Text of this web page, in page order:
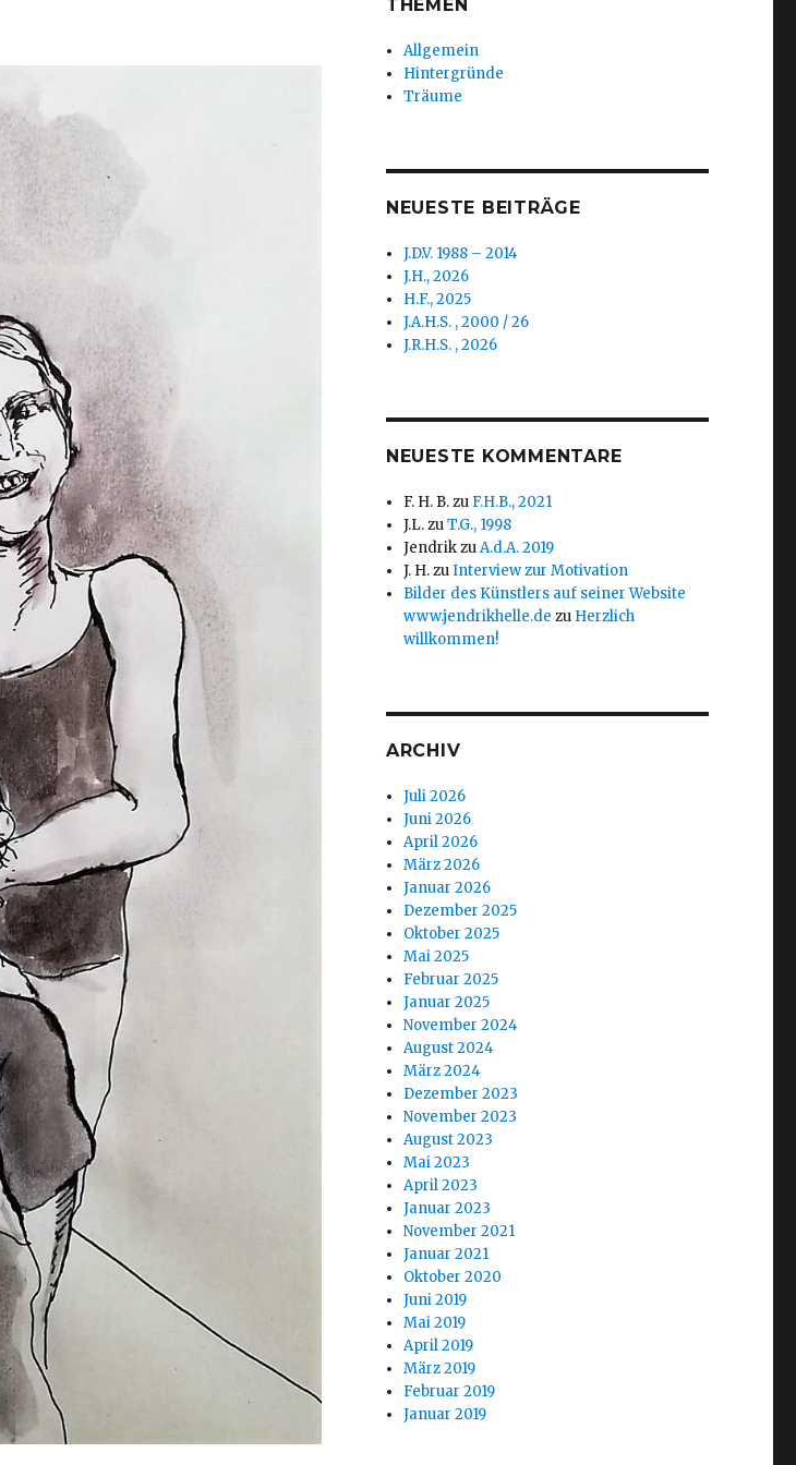
THEMEN
Allgemein
Hintergründe
Träume
NEUESTE BEITRÄGE
J.D.V. 1988 – 2014
J.H., 2026
H.F., 2025
J.A.H.S. , 2000 / 26
J.R.H.S. , 2026
NEUESTE KOMMENTARE
F. H. B.zu F.H.B., 2021
J.L.zuT.G., 1998
JendrikzuA.d.A. 2019
J. H.zuInterview zur Motivation
Bilder des Künstlers auf seiner Website
www.jendrikhelle.de zu Herzlich
willkommen!
ARCHIV
Juli 2026
Juni 2026
April 2026
März 2026
Januar 2026
Dezember 2025
Oktober 2025
Mai 2025
Februar 2025
Januar 2025
November 2024
August 2024
März 2024
Dezember 2023
November 2023
August 2023
Mai 2023
April 2023
Januar 2023
November 2021
Januar 2021
Oktober 2020
Juni 2019
Mai 2019
April 2019
März 2019
Februar 2019
Januar 2019